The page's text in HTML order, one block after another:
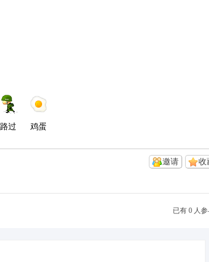
路过 鸡蛋
收
邀请
已有 0 人